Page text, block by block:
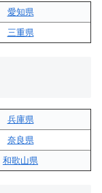
愛知県
三重県
兵庫県
奈良県
和歌山県